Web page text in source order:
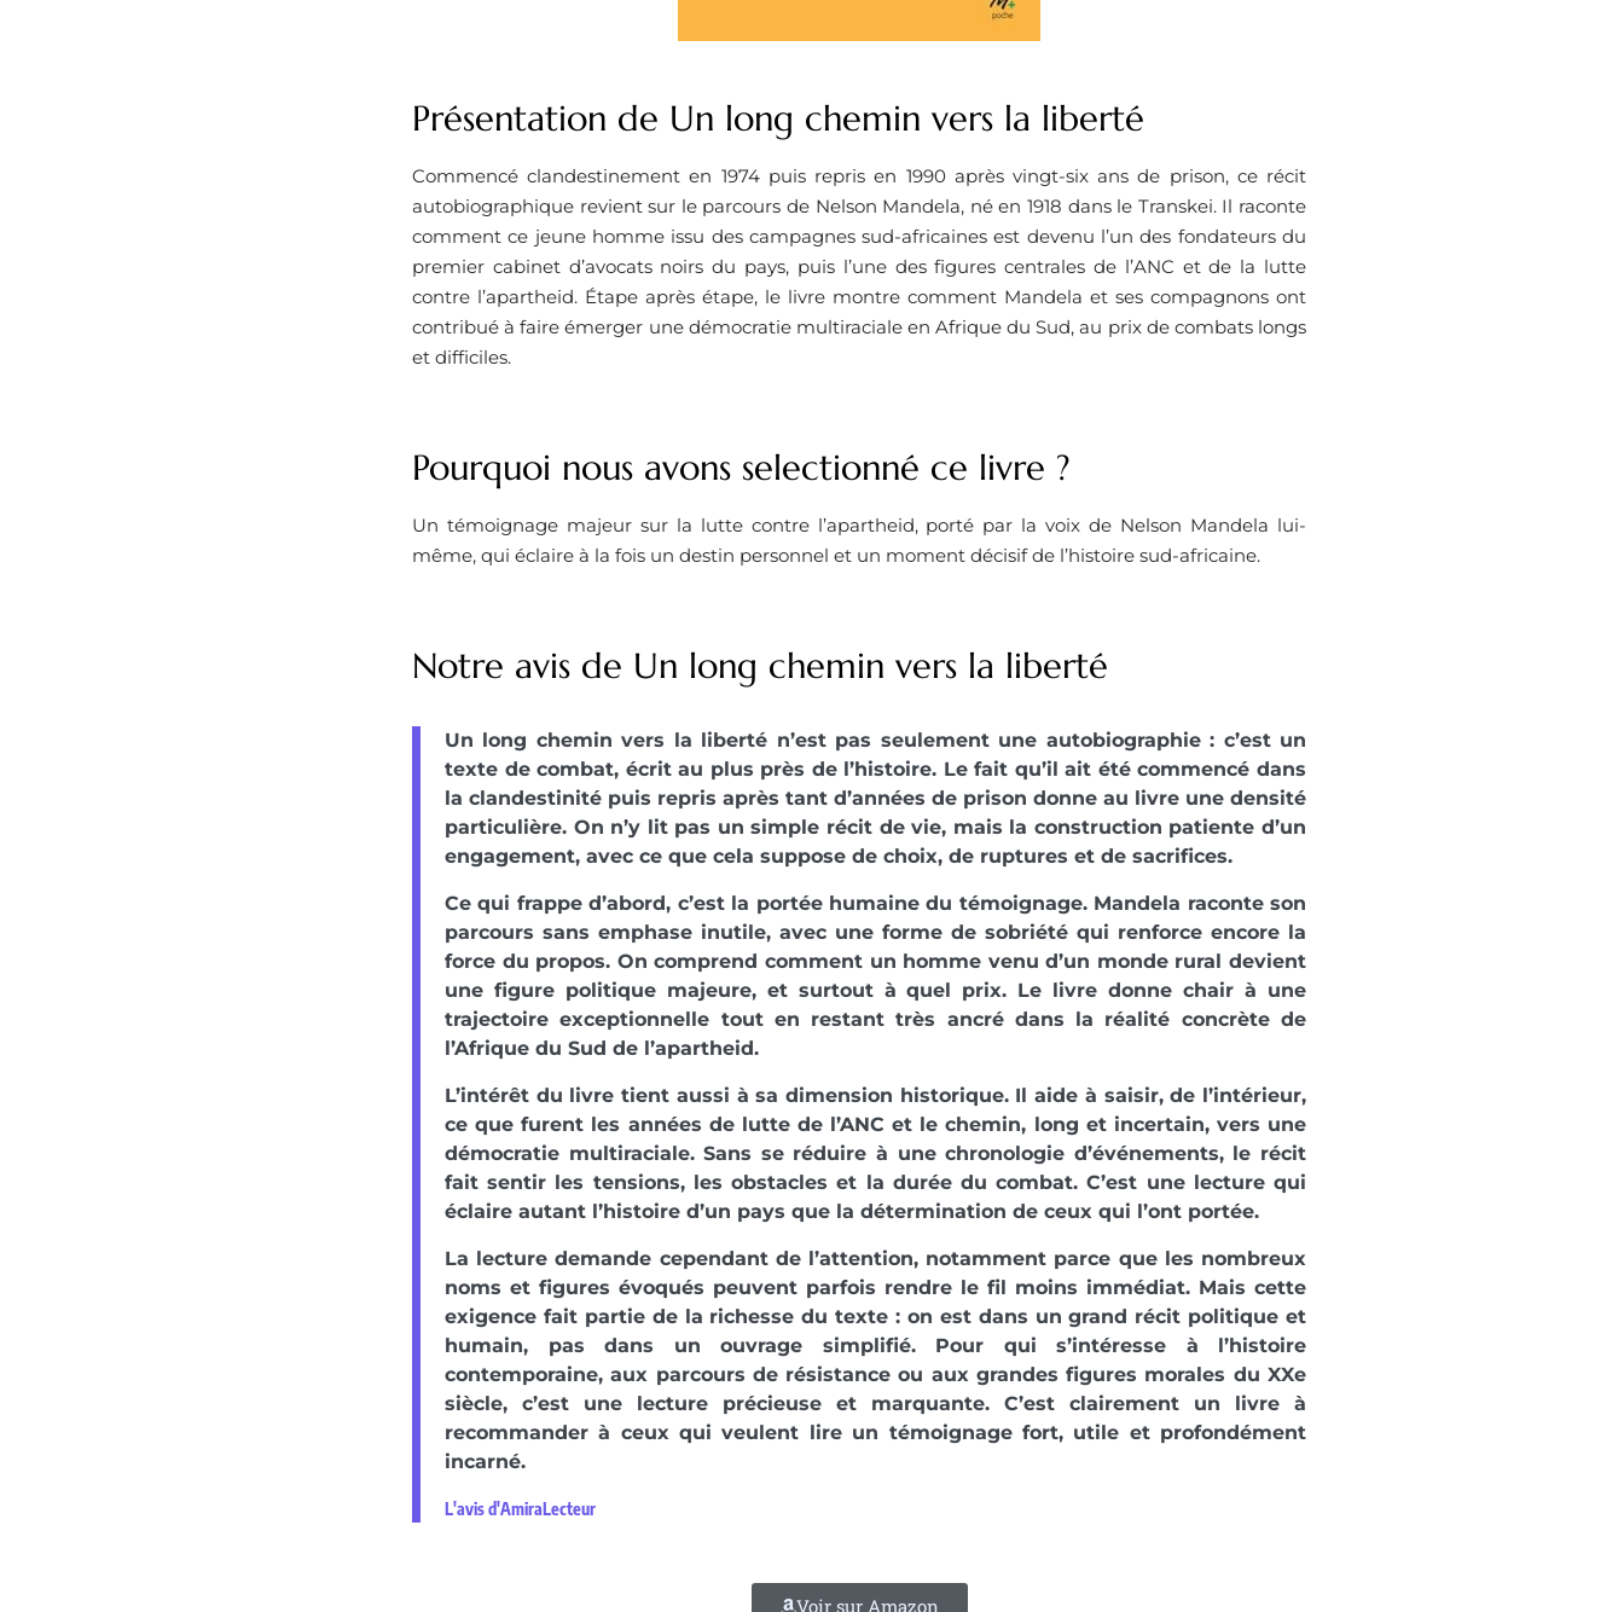
Présentation de Un long chemin vers la liberté
Commencé clandestinement en 1974 puis repris en 1990 après vingt-six ans de prison, ce récit
autobiographique revient sur le parcours de Nelson Mandela, né en 1918 dans le Transkei. Il raconte
comment ce jeune homme issu des campagnes sud-africaines est devenu l’un des fondateurs du
premier cabinet d’avocats noirs du pays, puis l’une des figures centrales de l’ANC et de la lutte
contre l’apartheid. Étape après étape, le livre montre comment Mandela et ses compagnons ont
contribué à faire émerger une démocratie multiraciale en Afrique du Sud, au prix de combats longs
et difficiles.
Pourquoi nous avons selectionné ce livre ?
Un témoignage majeur sur la lutte contre l’apartheid, porté par la voix de Nelson Mandela lui-
même, qui éclaire à la fois un destin personnel et un moment décisif de l’histoire sud-africaine.
Notre avis de Un long chemin vers la liberté
Un long chemin vers la liberté n’est pas seulement une autobiographie : c’est un
texte de combat, écrit au plus près de l’histoire. Le fait qu’il ait été commencé dans
la clandestinité puis repris après tant d’années de prison donne au livre une densité
particulière. On n’y lit pas un simple récit de vie, mais la construction patiente d’un
engagement, avec ce que cela suppose de choix, de ruptures et de sacrifices.
Ce qui frappe d’abord, c’est la portée humaine du témoignage. Mandela raconte son
parcours sans emphase inutile, avec une forme de sobriété qui renforce encore la
force du propos. On comprend comment un homme venu d’un monde rural devient
une figure politique majeure, et surtout à quel prix. Le livre donne chair à une
trajectoire exceptionnelle tout en restant très ancré dans la réalité concrète de
l’Afrique du Sud de l’apartheid.
L’intérêt du livre tient aussi à sa dimension historique. Il aide à saisir, de l’intérieur,
ce que furent les années de lutte de l’ANC et le chemin, long et incertain, vers une
démocratie multiraciale. Sans se réduire à une chronologie d’événements, le récit
fait sentir les tensions, les obstacles et la durée du combat. C’est une lecture qui
éclaire autant l’histoire d’un pays que la détermination de ceux qui l’ont portée.
La lecture demande cependant de l’attention, notamment parce que les nombreux
noms et figures évoqués peuvent parfois rendre le fil moins immédiat. Mais cette
exigence fait partie de la richesse du texte : on est dans un grand récit politique et
humain, pas dans un ouvrage simplifié. Pour qui s’intéresse à l’histoire
contemporaine, aux parcours de résistance ou aux grandes figures morales du XXe
siècle, c’est une lecture précieuse et marquante. C’est clairement un livre à
recommander à ceux qui veulent lire un témoignage fort, utile et profondément
incarné.
L'avis d'AmiraLecteur
Voir sur Amazon